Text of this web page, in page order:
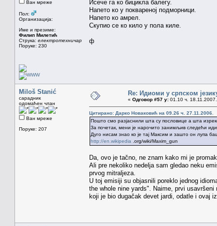
Ван мреже
Пол:
Организација:
Име и презиме:
Филип Милетић
Струка: електротехничар
Поруке: 230
Исече га ко бицикла балегу.
Напето ко у поквареној подморници.
Напето ко амрел.
Скупио се ко кило у пола киле.
ф
Miloš Stanić
сарадник
одомаћен члан
Ван мреже
Поруке: 207
Re: Идиоми у српском
« Одговор #57 у: 01.10 ч.
Цитирано: Дарко Новаковић на 09.26 ч. 27.11.2006.
Пошто смо разјаснили шта су пословице а шта
За почетак, мени је нарочито занимљив следећи
Дуго нисам знао ко је тај Максим и зашто он лупа
http://en.wikipedia .org/wiki/Maxim_gun
Da, ovo je tačno, ne znam kako mi je
Ali pre nekoliko nedelja sam gledao neku
prvog mitraljeza.
U toj emisiji su objasnili poreklo jednog
the whole nine yards". Naime, prvi
koji je bio dugačak devet jardi, odatle i ovaj